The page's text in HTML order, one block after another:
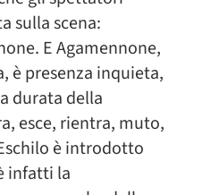
sulla scena:
E Agamennone,
è presenza inquieta,
durata della
esce, rientra, muto,
è introdotto
infatti la